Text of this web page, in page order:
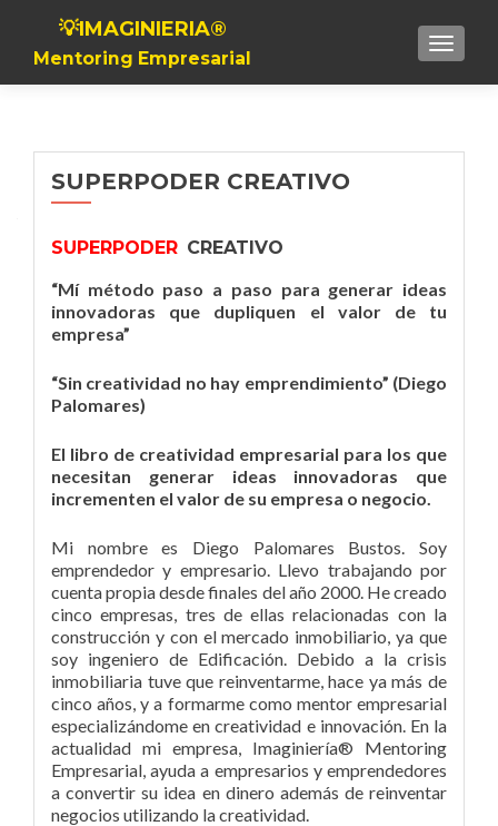
Toggle
💡IMAGINIERIA®
Mentoring Empresarial
SUPERPODER CREATIVO
SUPERPODER CREATIVO
“Mí método paso a paso para generar ideas
innovadoras que dupliquen el valor de tu
empresa”
“Sin creatividad no hay emprendimiento” (Diego
Palomares)
El libro de creatividad empresarial para los que
necesitan generar ideas innovadoras que
incrementen el valor de su empresa o negocio.
Mi nombre es Diego Palomares Bustos. Soy
emprendedor y empresario. Llevo trabajando por
cuenta propia desde finales del año 2000. He creado
cinco empresas, tres de ellas relacionadas con la
construcción y con el mercado inmobiliario, ya que
soy ingeniero de Edificación. Debido a la crisis
inmobiliaria tuve que reinventarme, hace ya más de
cinco años, y a formarme como mentor empresarial
especializándome en creatividad e innovación. En la
actualidad mi empresa, Imaginiería® Mentoring
Empresarial, ayuda a empresarios y emprendedores
a convertir su idea en dinero además de reinventar
negocios utilizando la creatividad.